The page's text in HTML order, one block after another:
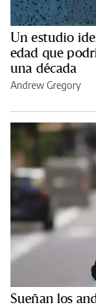
Un estudio
edad que
una década
Andrew Gregory
Sueñan los